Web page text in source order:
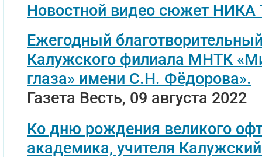
Новостной видео сюжет НИКА
Ежегодный
Калужского филиала МНТК
глаза» имени С.Н. Фёдорова».
Газета Весть, 09 августа 2022
Ко дню рождения великого
академика, учителя